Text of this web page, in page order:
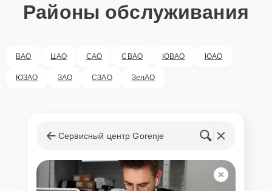
Районы обслуживания
ВАО ЦАО САО СВАО ЮВАО ЮАО
ЮЗАО ЗАО СЗАО ЗелАО
Сервисный центр Gorenje